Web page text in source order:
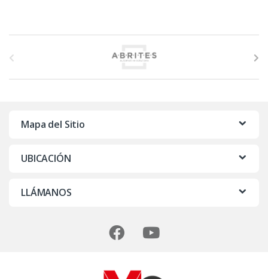
Mapa del Sitio
UBICACIÓN
LLÁMANOS